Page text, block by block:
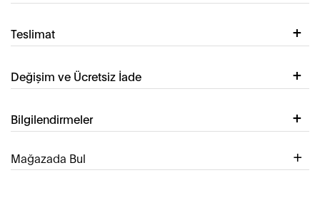
Teslimat
Değişim ve Ücretsiz İade
Bilgilendirmeler
Mağazada Bul